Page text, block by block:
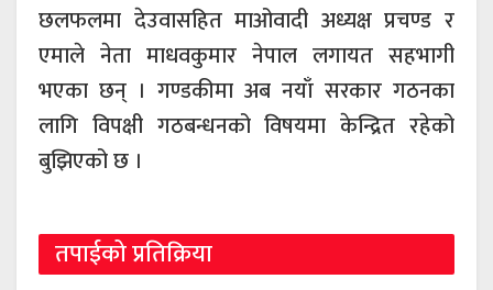
छलफलमा देउवासहित माओवादी अध्यक्ष प्रचण्ड र
एमाले नेता माधवकुमार नेपाल लगायत सहभागी
भएका छन् । गण्डकीमा अब नयाँ सरकार गठनका
लागि विपक्षी गठबन्धनको विषयमा केन्द्रित रहेको
बुझिएको छ ।
तपाईको प्रतिक्रिया